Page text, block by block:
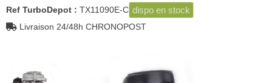
Ref TurboDepot : TX11090E-C dispo en stock
Livraison 24/48h CHRONOPOST